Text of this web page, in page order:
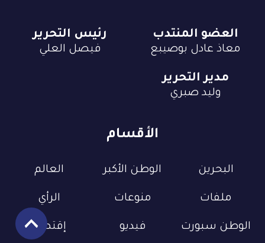
الأقسام
البحرين الوطن الأكبر العالم
ملفات منوعات الرأي
الوطن سبورت فيديو إقتصاد
العضو المنتدب
معاذ عادل بوصيبع
رئيس التحرير
فيصل العلي
مدير التحرير
وليد صبري